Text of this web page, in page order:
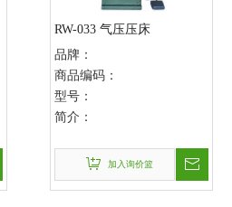
RW-033 气压压床
品牌：
商品编码：
型号：
简介：
加入询价篮